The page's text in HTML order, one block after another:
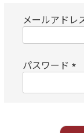
メールアドレ
パスワード
必
)